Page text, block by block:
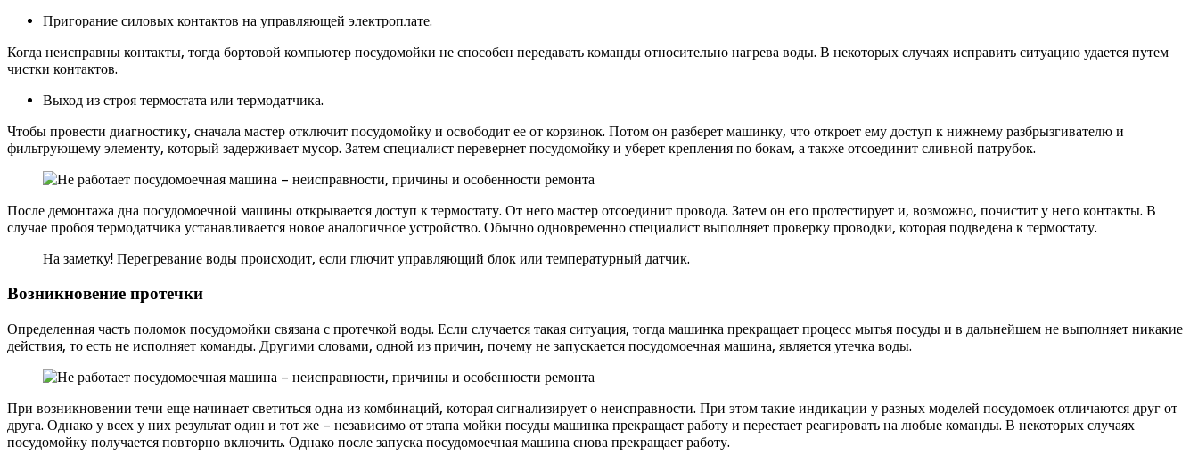
Пригорание силовых контактов на управляющей электроплате.
Когда неисправны контакты, тогда бортовой компьютер посудомойки не способен передавать команды относительно нагрева воды. В некоторых случаях исправить ситуацию удается путем
чистки контактов.
Выход из строя термостата или термодатчика.
Чтобы провести диагностику, сначала мастер отключит посудомойку и освободит ее от корзинок. Потом он разберет машинку, что откроет ему доступ к нижнему разбрызгивателю и
фильтрующему элементу, который задерживает мусор. Затем специалист перевернет посудомойку и уберет крепления по бокам, а также отсоединит сливной патрубок.
После демонтажа дна посудомоечной машины открывается доступ к термостату. От него мастер отсоединит провода. Затем он его протестирует и, возможно, почистит у него контакты. В
случае пробоя термодатчика устанавливается новое аналогичное устройство. Обычно одновременно специалист выполняет проверку проводки, которая подведена к термостату.
На заметку! Перегревание воды происходит, если глючит управляющий блок или температурный датчик.
Возникновение протечки
Определенная часть поломок посудомойки связана с протечкой воды. Если случается такая ситуация, тогда машинка прекращает процесс мытья посуды и в дальнейшем не выполняет никакие
действия, то есть не исполняет команды. Другими словами, одной из причин, почему не запускается посудомоечная машина, является утечка воды.
При возникновении течи еще начинает светиться одна из комбинаций, которая сигнализирует о неисправности. При этом такие индикации у разных моделей посудомоек отличаются друг от
друга. Однако у всех у них результат один и тот же – независимо от этапа мойки посуды машинка прекращает работу и перестает реагировать на любые команды. В некоторых случаях
посудомойку получается повторно включить. Однако после запуска посудомоечная машина снова прекращает работу.